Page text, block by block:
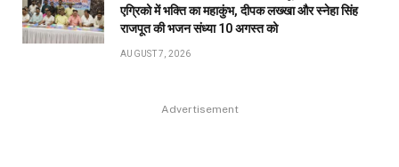
एग्रिको में भक्ति का महाकुंभ, दीपक लख्खा और स्नेहा सिंह
राजपूत की भजन संध्या 10 अगस्त को
AUGUST 7, 2026
Advertisement